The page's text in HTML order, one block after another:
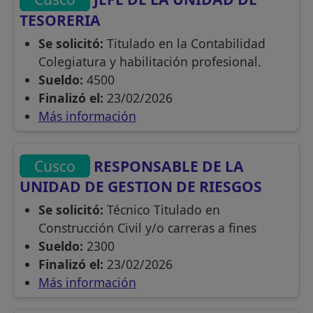
TESORERIA
Se solicitó: Titulado en la Contabilidad
Colegiatura y habilitación profesional.
Sueldo: 4500
Finalizó el: 23/02/2026
Más información
Cusco
RESPONSABLE DE LA
UNIDAD DE GESTION DE RIESGOS
Se solicitó: Técnico Titulado en
Construcción Civil y/o carreras a fines
Sueldo: 2300
Finalizó el: 23/02/2026
Más información